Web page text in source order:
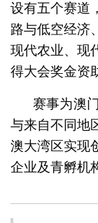
设有五个赛道
路与低空经济
现代农业、现
得大会奖金资
赛事为澳
与来自不同地
澳大湾区实现
企业及青孵机